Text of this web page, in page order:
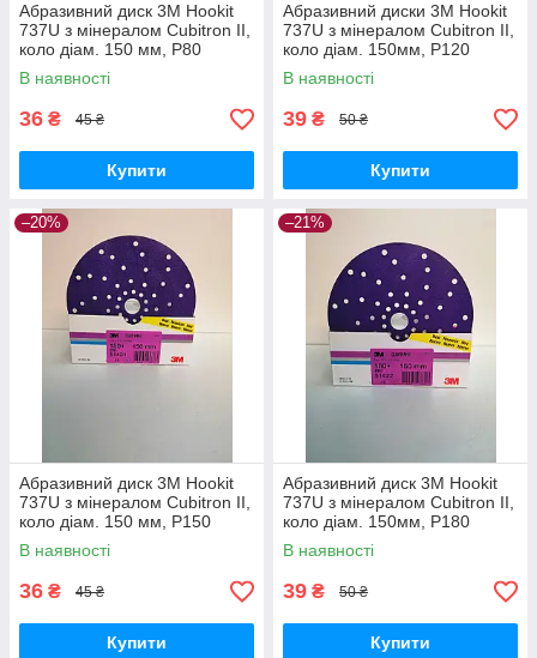
Абразивний диск 3M Hookit
737U з мінералом Cubitron II,
коло діам. 150 мм, P80
В наявності
36 ₴ 45 ₴
Купити
Абразивний диски 3M Hookit
737U з мінералом Cubitron II,
коло діам. 150мм, P120
В наявності
39 ₴ 50 ₴
Купити
–20%
Абразивний диск 3M Hookit
737U з мінералом Cubitron II,
коло діам. 150 мм, P150
В наявності
36 ₴ 45 ₴
Купити
–21%
Абразивний диск 3M Hookit
737U з мінералом Cubitron II,
коло діам. 150мм, P180
В наявності
39 ₴ 50 ₴
Купити